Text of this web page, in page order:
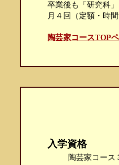
卒業後も「研究科
月４回（定額・時
陶芸家コースTOP
入学資格
陶芸家コース